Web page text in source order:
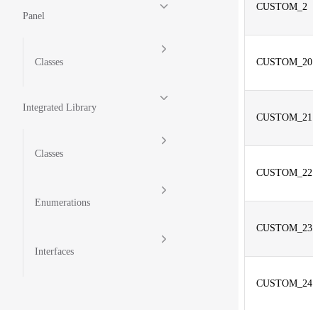
Panel
Classes
Integrated Library
Classes
Enumerations
Interfaces
CUSTOM_2
CUSTOM_20
CUSTOM_21
CUSTOM_22
CUSTOM_23
CUSTOM_24